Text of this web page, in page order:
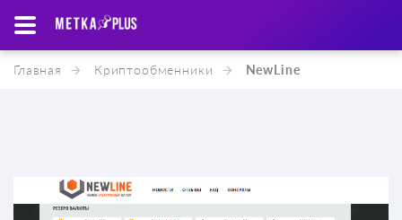
Главная Криптообменники NewLine